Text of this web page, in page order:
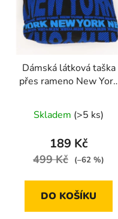
Dámská látková taška
přes rameno New York
Skladem (>5 ks)
189 Kč
499 Kč (–62 %)
DO KOŠÍKU